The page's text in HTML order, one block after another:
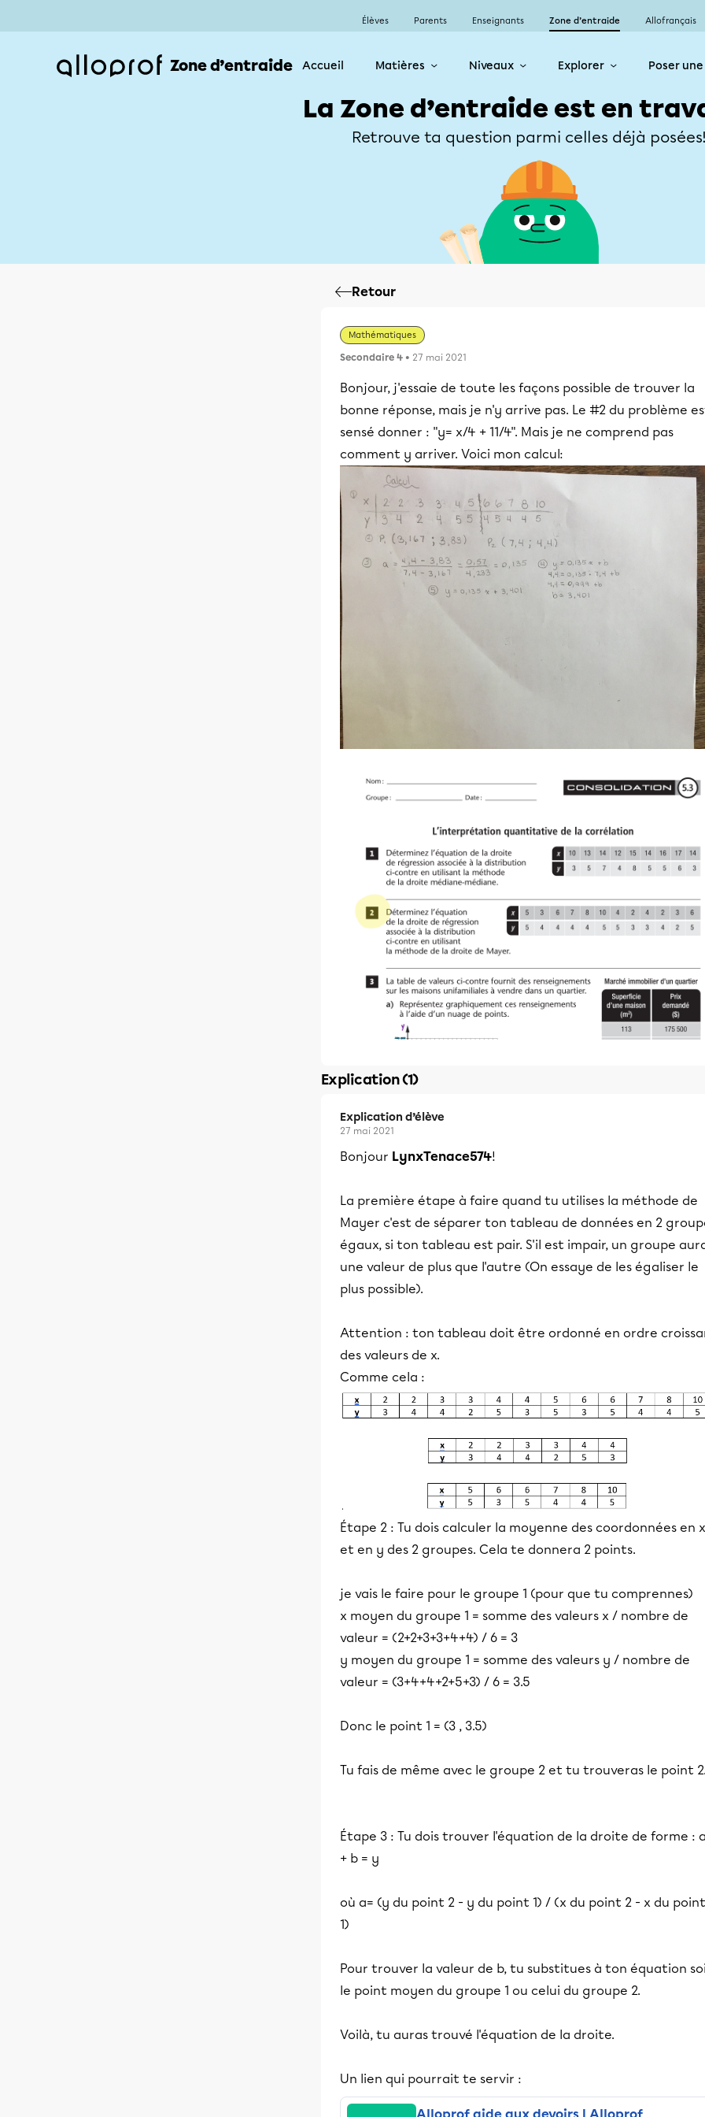
Élèves Parents Enseignants Zone d’entraide Allofrançais
Zone d’entraide Accueil Matières Niveaux Explorer Poser
La Zone d’entraide est en
Retrouve ta question parmi celles déjà
Retour
Mathématiques
Secondaire 4 • 27 mai 2021
Bonjour, j'essaie de toute les façons possible de trouver la
bonne réponse, mais je n'y arrive pas. Le #2 du problème
sensé donner : "y= x/4 + 11/4". Mais je ne comprend pas
comment y arriver. Voici mon calcul:
Explication (1)
Explication d’élève
27 mai 2021
Bonjour LynxTenace574!
La première étape à faire quand tu utilises la méthode de
Mayer c'est de séparer ton tableau de données en 2
égaux, si ton tableau est pair. S'il est impair, un groupe
une valeur de plus que l'autre (On essaye de les égaliser le
plus possible).
Attention : ton tableau doit être ordonné en ordre
des valeurs de x.
Comme cela :
Étape 2 : Tu dois calculer la moyenne des coordonnées en x
et en y des 2 groupes. Cela te donnera 2 points.
je vais le faire pour le groupe 1 (pour que tu comprennes)
x moyen du groupe 1 = somme des valeurs x / nombre de
valeur = (2+2+3+3+4+4) / 6 = 3
y moyen du groupe 1 = somme des valeurs y / nombre de
valeur = (3+4+4+2+5+3) / 6 = 3.5
Donc le point 1 = (3 , 3.5)
Tu fais de même avec le groupe 2 et tu trouveras le point
Étape 3 : Tu dois trouver l'équation de la droite de forme :
+ b = y
où a= (y du point 2 - y du point 1) / (x du point 2 - x du point
1)
Pour trouver la valeur de b, tu substitues à ton équation
le point moyen du groupe 1 ou celui du groupe 2.
Voilà, tu auras trouvé l'équation de la droite.
Un lien qui pourrait te servir :